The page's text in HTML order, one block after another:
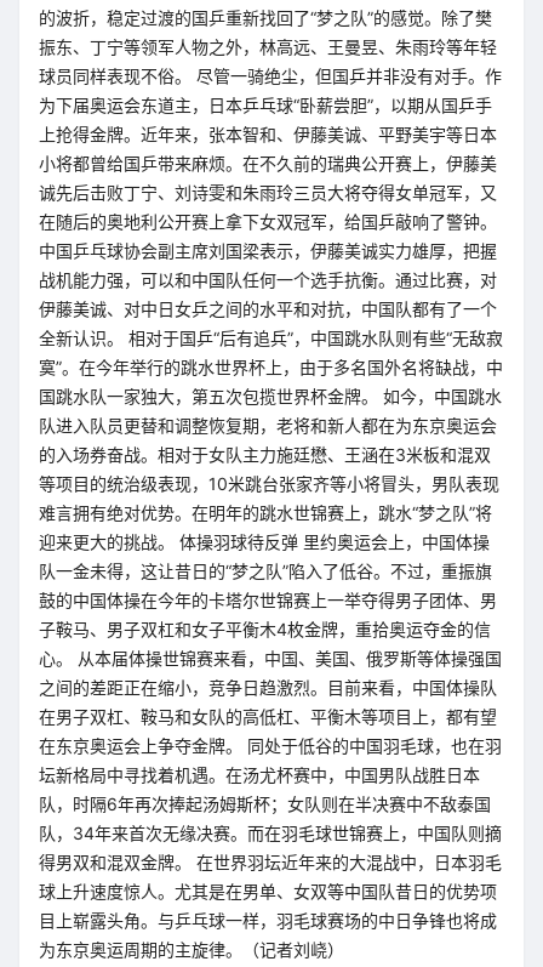
的波折，稳定过渡的国乒重新找回了“梦之队”的感觉。除了樊
振东、丁宁等领军人物之外，林高远、王曼昱、朱雨玲等年轻
球员同样表现不俗。 尽管一骑绝尘，但国乒并非没有对手。作
为下届奥运会东道主，日本乒乓球“卧薪尝胆”，以期从国乒手
上抢得金牌。近年来，张本智和、伊藤美诚、平野美宇等日本
小将都曾给国乒带来麻烦。在不久前的瑞典公开赛上，伊藤美
诚先后击败丁宁、刘诗雯和朱雨玲三员大将夺得女单冠军，又
在随后的奥地利公开赛上拿下女双冠军，给国乒敲响了警钟。
中国乒乓球协会副主席刘国梁表示，伊藤美诚实力雄厚，把握
战机能力强，可以和中国队任何一个选手抗衡。通过比赛，对
伊藤美诚、对中日女乒之间的水平和对抗，中国队都有了一个
全新认识。 相对于国乒“后有追兵”，中国跳水队则有些“无敌寂
寞”。在今年举行的跳水世界杯上，由于多名国外名将缺战，中
国跳水队一家独大，第五次包揽世界杯金牌。 如今，中国跳水
队进入队员更替和调整恢复期，老将和新人都在为东京奥运会
的入场券奋战。相对于女队主力施廷懋、王涵在3米板和混双
等项目的统治级表现，10米跳台张家齐等小将冒头，男队表现
难言拥有绝对优势。在明年的跳水世锦赛上，跳水“梦之队”将
迎来更大的挑战。 体操羽球待反弹 里约奥运会上，中国体操
队一金未得，这让昔日的“梦之队”陷入了低谷。不过，重振旗
鼓的中国体操在今年的卡塔尔世锦赛上一举夺得男子团体、男
子鞍马、男子双杠和女子平衡木4枚金牌，重拾奥运夺金的信
心。 从本届体操世锦赛来看，中国、美国、俄罗斯等体操强国
之间的差距正在缩小，竞争日趋激烈。目前来看，中国体操队
在男子双杠、鞍马和女队的高低杠、平衡木等项目上，都有望
在东京奥运会上争夺金牌。 同处于低谷的中国羽毛球，也在羽
坛新格局中寻找着机遇。在汤尤杯赛中，中国男队战胜日本
队，时隔6年再次捧起汤姆斯杯；女队则在半决赛中不敌泰国
队，34年来首次无缘决赛。而在羽毛球世锦赛上，中国队则摘
得男双和混双金牌。 在世界羽坛近年来的大混战中，日本羽毛
球上升速度惊人。尤其是在男单、女双等中国队昔日的优势项
目上崭露头角。与乒乓球一样，羽毛球赛场的中日争锋也将成
为东京奥运周期的主旋律。（记者刘峣）